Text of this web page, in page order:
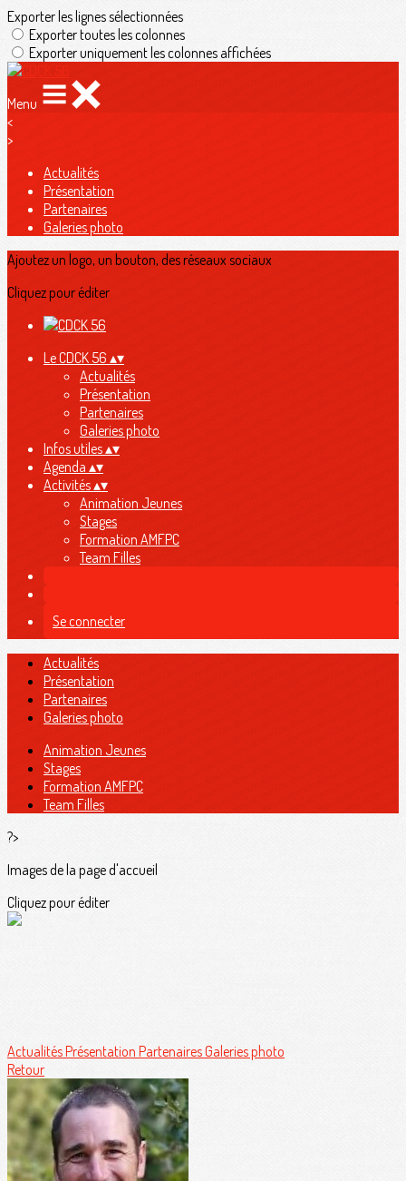
Exporter les lignes sélectionnées
Exporter toutes les colonnes
Exporter uniquement les colonnes affichées
Menu
<
>
Actualités
Présentation
Partenaires
Galeries photo
Ajoutez un logo, un bouton, des réseaux sociaux
Cliquez pour éditer
Le CDCK 56 ▴▾
Actualités
Présentation
Partenaires
Galeries photo
Infos utiles▴▾
Agenda ▴▾
Activités▴▾
Animation Jeunes
Stages
Formation AMFPC
Team Filles
Se connecter
Actualités
Présentation
Partenaires
Galeries photo
Animation Jeunes
Stages
Formation AMFPC
Team Filles
?>
Images de la page d'accueil
Cliquez pour éditer
ActualitésPrésentation PartenairesGaleries photo
Retour